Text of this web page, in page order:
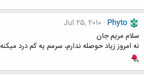
Phyto
Jul 25, 2010
سلام مریم جان
نه امروز زیاد حوصله ندارم، سرمم یه کم درد میکنه